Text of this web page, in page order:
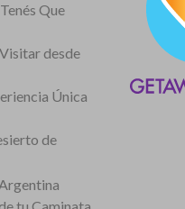
Que
desde
Única
de